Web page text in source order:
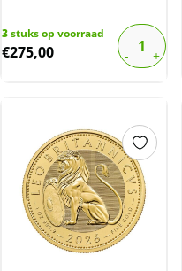
3stuks op voorraad
€275,00